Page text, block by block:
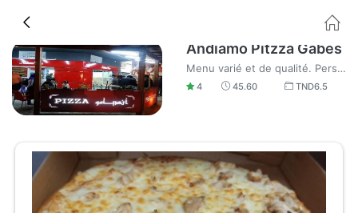
Andiamo Pitzza Gabes
Menu varié et de qualité. Personnel aimable et sympa, je recommande.
4 45.60 TND6.5